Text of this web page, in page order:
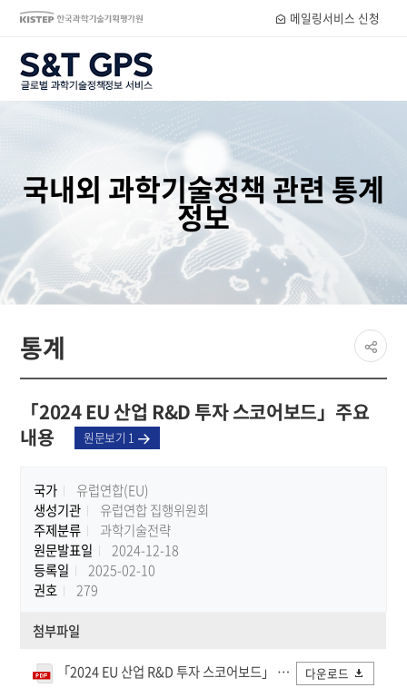
S&T GPS
메일링서비스 신청
국내외 과학기술정책 관련 통계
정보
통계
페이지
공유
share
「2024 EU 산업 R&D 투자 스코어보드」주요
내용
원문보기 1
국가
유럽연합(EU)
생성기관
유럽연합 집행위원회
주제분류
과학기술전략
원문발표일
2024-12-18
등록일
2025-02-10
권호
279
첨부파일
「2024 EU 산업 R&D 투자 스코어보드」 주요 내용.pdf 다운로드